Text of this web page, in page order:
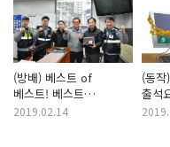
(방배) 베스트 of
베스트! 베스트
방배경찰!
2019.02.14
(동
출석
속지